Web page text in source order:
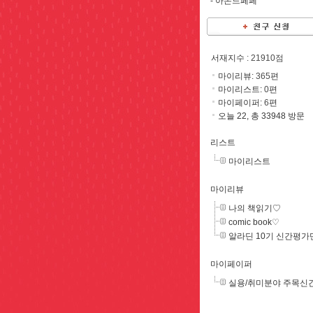
서재지수 : 21910점
마이리뷰: 365편
마이리스트: 0편
마이페이퍼: 6편
오늘 22, 총 33948 방문
리스트
마이리스트
마이리뷰
나의 책읽기♡
comic book♡
알라딘 10기 신간평가
마이페이퍼
실용/취미분야 주목신